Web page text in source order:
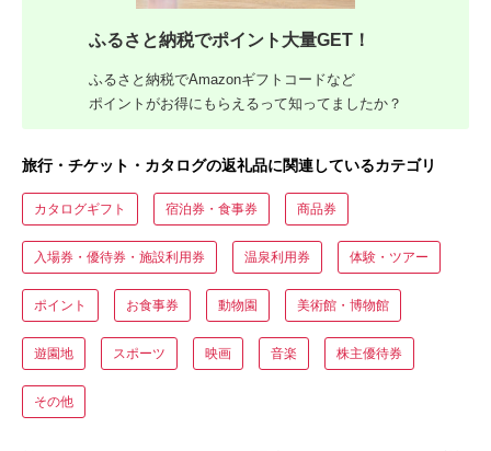
ふるさと納税でポイント大量GET！
ふるさと納税でAmazonギフトコードなど
ポイントがお得にもらえるって知ってましたか？
旅行・チケット・カタログの返礼品に関連しているカテゴリ
カタログギフト 宿泊券・食事券 商品券
入場券・優待券・施設利用券 温泉利用券 体験・ツアー
ポイント お食事券 動物園 美術館・博物館
遊園地 スポーツ 映画 音楽 株主優待券
その他